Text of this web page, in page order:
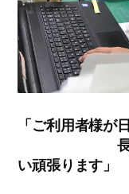
「ご利用者様が
長寿会職
い頑張ります」